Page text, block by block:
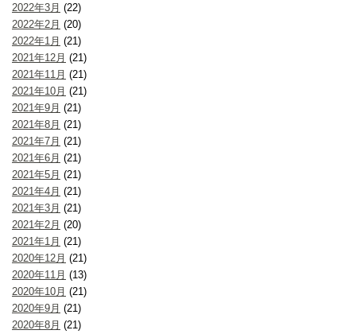
2022年3月 (22)
2022年2月 (20)
2022年1月 (21)
2021年12月 (21)
2021年11月 (21)
2021年10月 (21)
2021年9月 (21)
2021年8月 (21)
2021年7月 (21)
2021年6月 (21)
2021年5月 (21)
2021年4月 (21)
2021年3月 (21)
2021年2月 (20)
2021年1月 (21)
2020年12月 (21)
2020年11月 (13)
2020年10月 (21)
2020年9月 (21)
2020年8月 (21)